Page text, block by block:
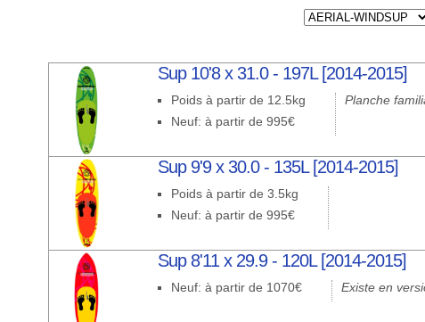
Sup 10'8 x 31.0 - 197L [2014-2015]
Poids à partir de 12.5kg
Neuf: à partir de 995€
Planche
Sup 9'9 x 30.0 - 135L [2014-2015]
Poids à partir de 3.5kg
Neuf: à partir de 995€
Sup 8'11 x 29.9 - 120L [2014-2015]
Neuf: à partir de 1070€ Existe en